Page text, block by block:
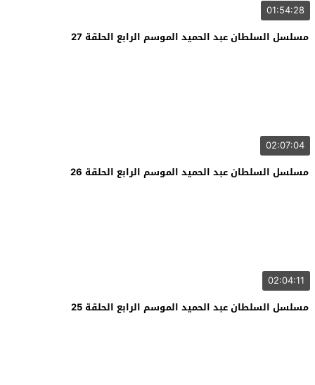
01:54:28
مسلسل السلطان عبد الحميد الموسم الرابع الحلقة 27
02:07:04
مسلسل السلطان عبد الحميد الموسم الرابع الحلقة 26
02:04:11
مسلسل السلطان عبد الحميد الموسم الرابع الحلقة 25